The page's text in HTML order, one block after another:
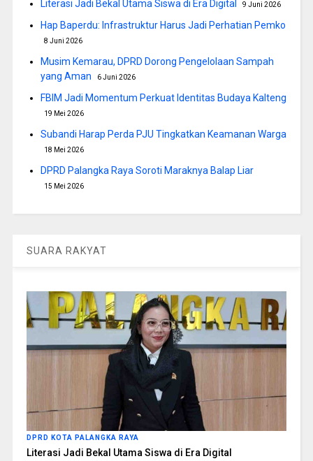
Literasi Jadi Bekal Utama Siswa di Era Digital 9 Juni 2026
Hap Baperdu: Infrastruktur Harus Jadi Perhatian Pemko
8 Juni 2026
Musim Kemarau, DPRD Dorong Pengelolaan Sampah
yang Aman
6 Juni 2026
FBIM Jadi Momentum Perkuat Identitas Budaya Kalteng
19 Mei 2026
Subandi Harap Perda PJU Tingkatkan Keamanan Warga
18 Mei 2026
DPRD Palangka Raya Soroti Maraknya Balap Liar
15 Mei 2026
SUARA RAKYAT
DPRD KOTA PALANGKA RAYA
Literasi Jadi Bekal Utama Siswa di Era Digital